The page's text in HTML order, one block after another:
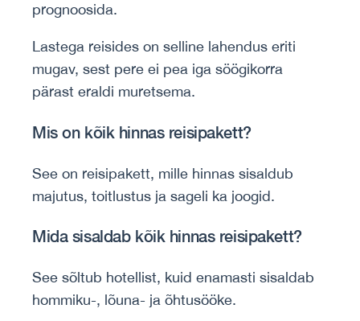
prognoosida.
Lastega reisides on selline lahendus eriti
mugav, sest pere ei pea iga söögikorra
pärast eraldi muretsema.
Mis on kõik hinnas reisipakett?
See on reisipakett, mille hinnas sisaldub
majutus, toitlustus ja sageli ka joogid.
Mida sisaldab kõik hinnas reisipakett?
See sõltub hotellist, kuid enamasti sisaldab
hommiku-, lõuna- ja õhtusööke.